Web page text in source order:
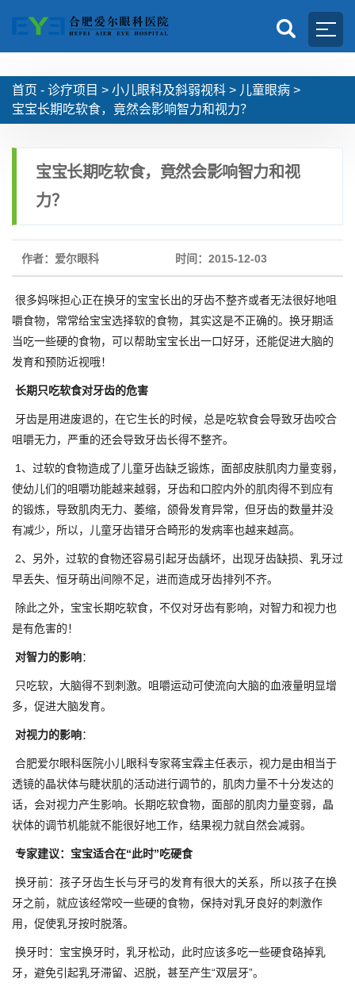
首页 - 诊疗项目 > 小儿眼科及斜弱视科 > 儿童眼病 >
宝宝长期吃软食，竟然会影响智力和视力？
宝宝长期吃软食，竟然会影响智力和视
力？
作者：爱尔眼科 时间：2015-12-03
很多妈咪担心正在换牙的宝宝长出的牙齿不整齐或者无法很好地咀
嚼食物，常常给宝宝选择软的食物，其实这是不正确的。换牙期适
当吃一些硬的食物，可以帮助宝宝长出一口好牙，还能促进大脑的
发育和预防近视哦！
长期只吃软食对牙齿的危害
牙齿是用进废退的，在它生长的时候，总是吃软食会导致牙齿咬合
咀嚼无力，严重的还会导致牙齿长得不整齐。
1、过软的食物造成了儿童牙齿缺乏锻炼，面部皮肤肌肉力量变弱，
使幼儿们的咀嚼功能越来越弱，牙齿和口腔内外的肌肉得不到应有
的锻炼，导致肌肉无力、萎缩，颌骨发育异常，但牙齿的数量并没
有减少，所以，儿童牙齿错牙合畸形的发病率也越来越高。
2、另外，过软的食物还容易引起牙齿龋坏，出现牙齿缺损、乳牙过
早丢失、恒牙萌出间隙不足，进而造成牙齿排列不齐。
除此之外，宝宝长期吃软食，不仅对牙齿有影响，对智力和视力也
是有危害的！
对智力的影响：
只吃软，大脑得不到刺激。咀嚼运动可使流向大脑的血液量明显增
多，促进大脑发育。
对视力的影响：
合肥爱尔眼科医院小儿眼科专家蒋宝霖主任表示，视力是由相当于
透镜的晶状体与睫状肌的活动进行调节的，肌肉力量不十分发达的
话，会对视力产生影响。长期吃软食物，面部的肌肉力量变弱，晶
状体的调节机能就不能很好地工作，结果视力就自然会减弱。
专家建议：宝宝适合在“此时”吃硬食
换牙前：孩子牙齿生长与牙弓的发育有很大的关系，所以孩子在换
牙之前，就应该经常咬一些硬的食物，保持对乳牙良好的刺激作
用，促使乳牙按时脱落。
换牙时：宝宝换牙时，乳牙松动，此时应该多吃一些硬食硌掉乳
牙，避免引起乳牙滞留、迟脱，甚至产生“双层牙”。